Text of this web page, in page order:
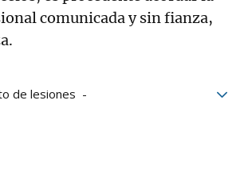
comunicada y sin fianza,
de lesiones